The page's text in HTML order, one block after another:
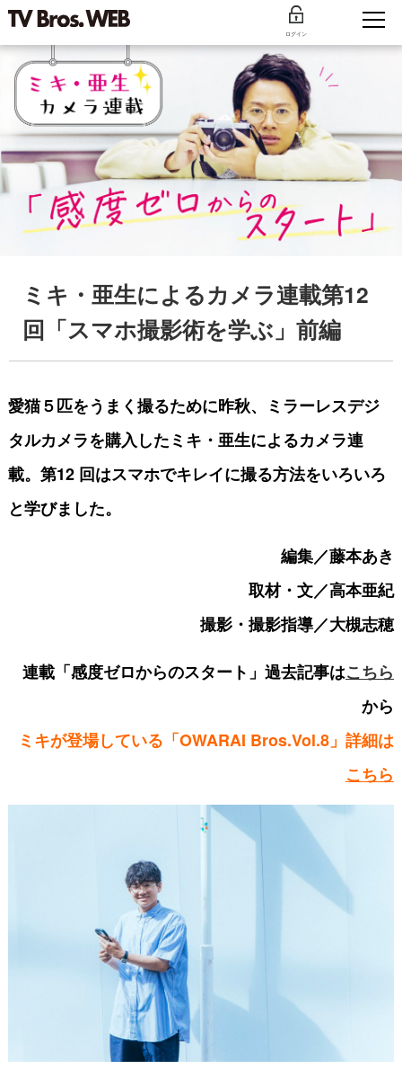
ログイン
ミキ・亜生によるカメラ連載第12
回「スマホ撮影術を学ぶ」前編
愛猫５匹をうまく撮るために昨秋、ミラーレスデジ
タルカメラを購入したミキ・亜生によるカメラ連
載。第12 回はスマホでキレイに撮る方法をいろいろ
と学びました。
編集／藤本あき
取材・文／高本亜紀
撮影・撮影指導／大槻志穂
連載「感度ゼロからのスタート」過去記事はこちら
から
ミキが登場している「OWARAI Bros.Vol.8」詳細は
こちら